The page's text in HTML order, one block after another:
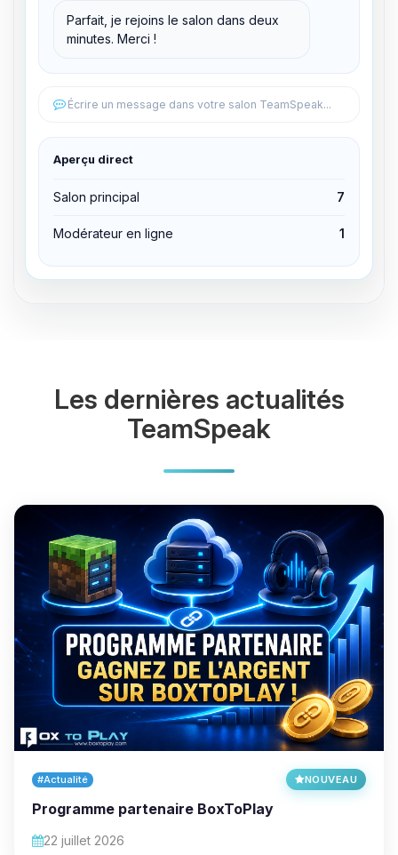
Parfait, je rejoins le salon dans deux
minutes. Merci !
Écrire un message dans votre salon TeamSpeak...
Aperçu direct
Salon principal 7
Modérateur en ligne 1
Éditer les permissions
Expulser du canal
Les dernières actualités
TeamSpeak
#Actualité NOUVEAU
Programme partenaire BoxToPlay
22 juillet 2026